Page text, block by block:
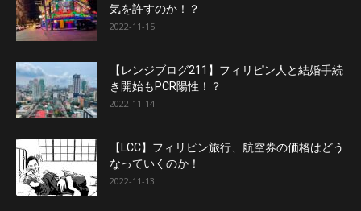
気を許すのか！？
2022-11-15
【レンジブログ211】フィリピン人と結婚手続
き開始もPCR陽性！？
2022-11-14
【LCC】フィリピン旅行、航空券の価格はどう
なっていくのか！
2022-11-13